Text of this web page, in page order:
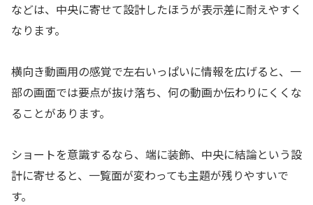
などは、中央に寄せて設計したほうが表示差に耐えやすく
なります。
横向き動画用の感覚で左右いっぱいに情報を広げると、一
部の画面では要点が抜け落ち、何の動画か伝わりにくくな
ることがあります。
ショートを意識するなら、端に装飾、中央に結論という設
計に寄せると、一覧面が変わっても主題が残りやすいで
す。